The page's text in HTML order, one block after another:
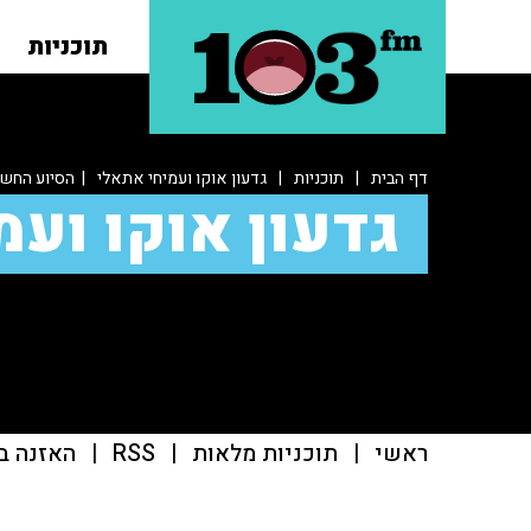
תוכניות
דף הבית | תוכניות | גדעון אוקו ועמיחי אתאלי | הסיוע
גדעון אוקו
ראשי | תוכניות מלאות |
RSS
| האזנה